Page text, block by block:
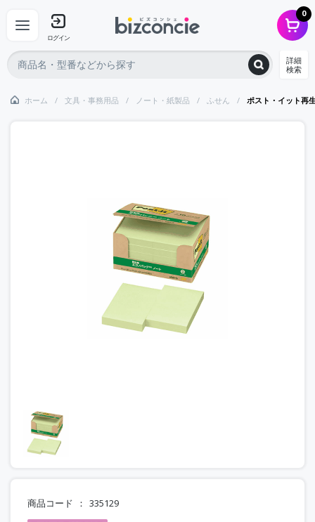
ログイン
0
詳細
検索
ホーム 文具・事務用品 ノート・紙製品 ふせん ポスト・イット再
商品コード 335129